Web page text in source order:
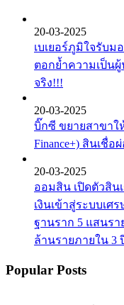
20-03-2025
เบเยอร์ภูมิใจรับ
ตอกย้ำความเป็น
จริง!!!
20-03-2025
บิ๊กซี ขยายสาขาใ
Finance+) สินเชื่
20-03-2025
ออมสิน เปิดตัวสิน
เงินเข้าสู่ระบบเศ
ฐานราก 5 แสนรา
ล้านรายภายใน 3
Popular Posts